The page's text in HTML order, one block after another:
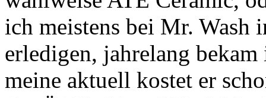
ich meistens bei Mr. Wash
erledigen, jahrelang
meine aktuell kostet er